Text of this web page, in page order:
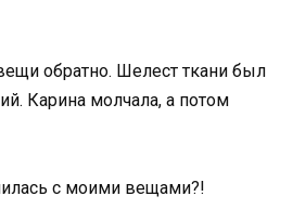
обратно. Шелест ткани был
Карина молчала, а потом
с моими вещами?!